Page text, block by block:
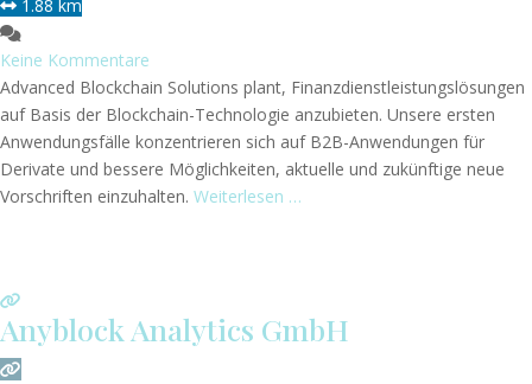
1.88 km
Keine Kommentare
Advanced Blockchain Solutions plant, Finanzdienstleistungslösungen
auf Basis der Blockchain-Technologie anzubieten. Unsere ersten
Anwendungsfälle konzentrieren sich auf B2B-Anwendungen für
Derivate und bessere Möglichkeiten, aktuelle und zukünftige neue
Vorschriften einzuhalten. Weiterlesen …
Anyblock Analytics GmbH